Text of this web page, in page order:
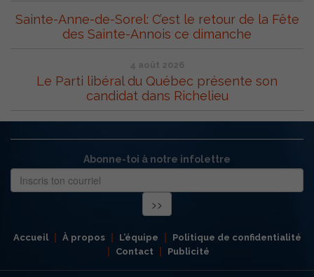
Sainte-Anne-de-Sorel: C’est le retour de la Fête
des Sainte-Annois ce dimanche
4 août 2026
Le Parti libéral du Québec présente son
candidat dans Richelieu
Abonne-toi à notre infolettre
Accueil À propos L’équipe
Politique de confidentialité
Contact
Publicité